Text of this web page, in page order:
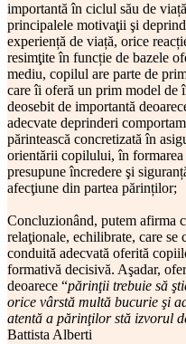
importantă în ciclul său de
principalele motivaţii şi
experiență de viață, orice
resimţite în funcție de bazele
mediu, copilul are parte de
care îi oferă un prim model de
deosebit de importantă
adecvate deprinderi
părintească concretizată în
orientării copilului, în
presupune încredere şi
afecţiune din partea părinților;
Concluzionând, putem afirma
relaţionale, echilibrate, care se
conduită adecvată oferită
formativă decisivă. Aşadar,
deoarece “părinţii trebuie să
orice vârstă multă bucurie şi
atentă a părinţilor stă izvorul
Battista Alberti